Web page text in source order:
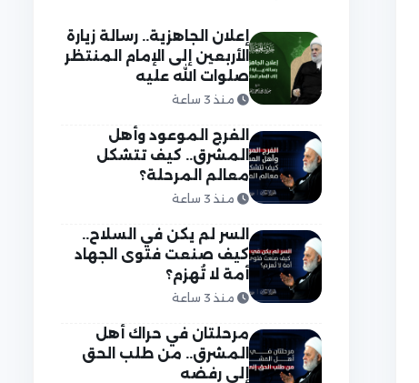
إعلان الجاهزية.. رسالة زيارة
الأربعين إلى الإمام المنتظر
صلوات الله عليه
منذ 3 ساعة
الفرج الموعود وأهل
المشرق.. كيف تتشكل
معالم المرحلة؟
منذ 3 ساعة
السر لم يكن في السلاح..
كيف صنعت فتوى الجهاد
أمة لا تُهزم؟
منذ 3 ساعة
مرحلتان في حراك أهل
المشرق.. من طلب الحق
إلى رفضه